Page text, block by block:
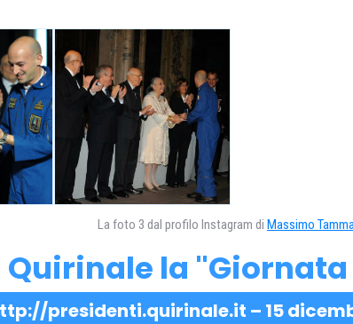
La foto 3 dal profilo Instagram di Massimo
la
presidenti.quirinale.it – 15